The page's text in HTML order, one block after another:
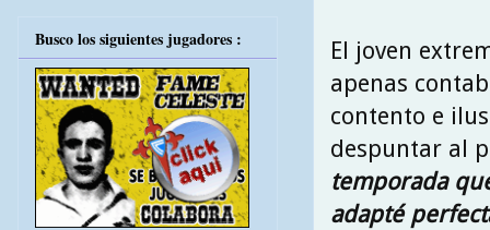
El joven
apenas
contento e
despuntar al
temporada
adapté
Busco los siguientes jugadores :